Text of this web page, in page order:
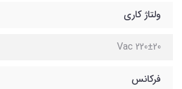
ولتاژ کاری
Vac 220±20
فرکانس